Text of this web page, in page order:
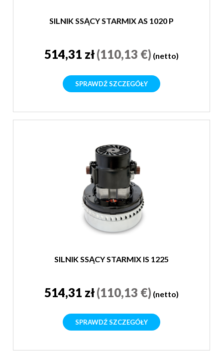
SILNIK SSĄCY STARMIX AS 1020 P
514,31 zł(110,13 €) (netto)
SPRAWDŹ SZCZEGÓŁY
SILNIK SSĄCY STARMIX IS 1225
514,31 zł(110,13 €) (netto)
SPRAWDŹ SZCZEGÓŁY